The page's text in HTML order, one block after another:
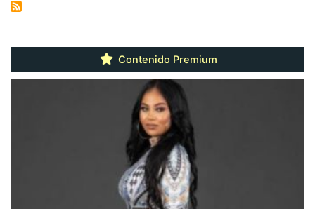
Contenido Premium